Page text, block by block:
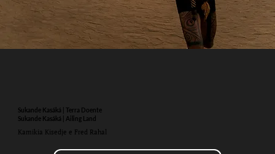
Sukande Kasáká | Terra Doente
Sukande Kasáká | Ailing Land
Kamikia Kisedje e Fred Rahal